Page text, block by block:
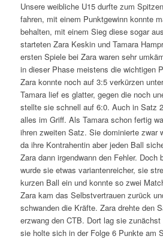
Unsere weibliche U15 durfte zum
fahren, mit einem Punktgewinn konnte
behalten, mit einem Sieg diese sogar
starteten Zara Keskin und Tamara
ersten Spiele bei Zara waren sehr
in dieser Phase meistens die wichtigen
Zara konnte noch auf 3:5 verkürzen
Tamara lief es glatter, gegen die noch
stellte sie schnell auf 6:0. Auch in Satz
alles im Griff. Als Tamara schon fertig
ihren zweiten Satz. Sie dominierte zwar
da ihre Kontrahentin aber jeden Ball
Zara dann irgendwann den Fehler. Doch
wurde sie etwas variantenreicher, sie
kurzen Ball ein und konnte so zwei
Zara kam das Selbstvertrauen zurück
schwanden die Kräfte. Zara drehte den
erzwang den CTB. Dort lag sie
sie holte sich in der Folge 6 Punkte am